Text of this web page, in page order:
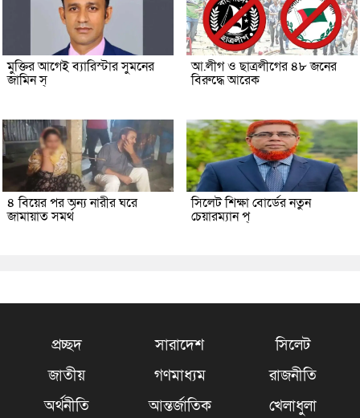
মুক্তির আগেই ব্যারিস্টার সুমনের
জামিন স্
আ.লীগ ও ছাত্রলীগের ৪৮ জনের
বিরুদ্ধে আরেক
৪ বিয়ের পর অন্য নারীর ঘরে
জামায়াত সমর্থ
সিলেট শিক্ষা বোর্ডের নতুন
চেয়ারম্যান প্
প্রচ্ছদ সারাদেশ
সিলেট
জাতীয়
গণমাধ্যম
রাজনীতি
অর্থনীতি
আন্তর্জাতিক
খেলাধুলা